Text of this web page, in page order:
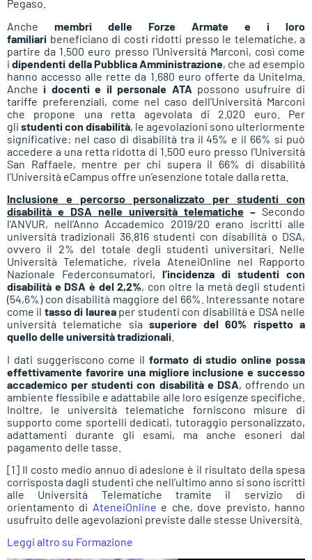
Pegaso.
Anche membri delle Forze Armate e i loro
familiari beneficiano di costi ridotti presso le telematiche, a
partire da 1.500 euro presso l’Università Marconi, così come
idipendenti della Pubblica Amministrazione, che ad esempio
hanno accesso alle rette da 1.680 euro offerte da Unitelma.
Anchei docenti e il personale ATA possono usufruire di
tariffe preferenziali, come nel caso dell’Università Marconi
che propone una retta agevolata di 2.020 euro. Per
gli studenti con disabilità, le agevolazioni sono ulteriormente
significative: nel caso di disabilità tra il 45% e il 66% si può
accedere a una retta ridotta di 1.500 euro presso l’Università
San Raffaele, mentre per chi supera il 66% di disabilità
l’Università eCampus offre un’esenzione totale dalla retta.
Inclusione e percorso personalizzato per studenti con
disabilità e DSA nelle università telematiche – Secondo
l’ANVUR, nell’Anno Accademico 2019/20 erano iscritti alle
università tradizionali 36.816 studenti con disabilità o DSA,
ovvero il 2% del totale degli studenti universitari. Nelle
Università Telematiche, rivela AteneiOnline nel Rapporto
Nazionale Federconsumatori, l’incidenza di studenti con
disabilità e DSA è del 2,2%, con oltre la metà degli studenti
(54,6%) con disabilità maggiore del 66%. Interessante notare
come il tasso di laureaper studenti con disabilità e DSA nelle
università telematiche sia superiore del 60% rispetto a
quello delle università tradizionali
I dati suggeriscono come il formato di studio online possa
effettivamente favorire una migliore inclusione e successo
accademico per studenti con disabilità e DSA, offrendo un
ambiente flessibile e adattabile alle loro esigenze specifiche.
Inoltre, le università telematiche forniscono misure di
supporto come sportelli dedicati, tutoraggio personalizzato,
adattamenti durante gli esami, ma anche esoneri dal
pagamento delle tasse.
[1] Il costo medio annuo di adesione è il risultato della spesa
corrisposta dagli studenti che nell’ultimo anno si sono iscritti
alle Università Telematiche tramite il servizio di
orientamento di AteneiOnline e che, dove previsto, hanno
usufruito delle agevolazioni previste dalle stesse Università.
Leggi altro su Formazione